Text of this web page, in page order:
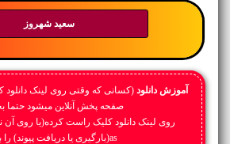
سعید شهروز
آموزش دانلود(کسانی که وقتی روی لینک دانلود
صفحه پخش آنلاین میشود حتما
as(بارگیری یا دریافت پیوند) را بزنید.